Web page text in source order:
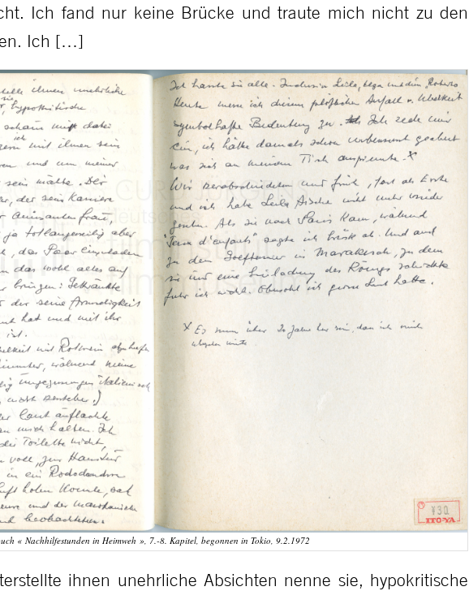
Ich fand nur keine Brücke und traute mich nicht zu den
Ich […]
« Nachhilfestunden in Heimweh », 7.-8. Kapitel, begonnen in Tokio, 9.2.1972
ihnen unehrliche Absichten nenne sie, hypokritische